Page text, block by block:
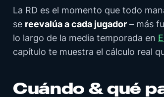
La RD es el momento que todo
se reevalúa a cada jugador – más
lo largo de la media temporada en
capítulo te muestra el cálculo real
Cuándo & qué